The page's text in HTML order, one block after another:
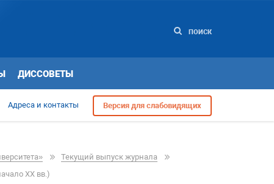
ПОИСК
ДИССОВЕТЫ
Адреса и контакты Версия для слабовидящих
Текущий выпуск журнала
ХХ вв.)